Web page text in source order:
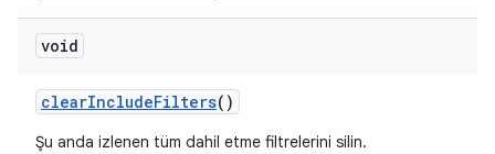
void
clearIncludeFilters()
Şu anda izlenen tüm dahil etme filtrelerini silin.